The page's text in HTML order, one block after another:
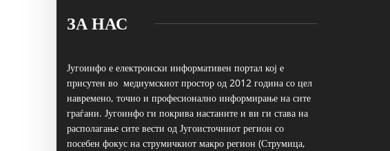
ЗА НАС
Југоинфо е електронски информативен портал кој е
присутен во медиумскиот простор од 2012 година со цел
навремено, точно и професионално информирање на сите
граѓани. Југоинфо ги покрива настаните и ви ги става на
располагање сите вести од Југоисточниот регион со
посебен фокус на струмичкиот макро регион (Струмица,